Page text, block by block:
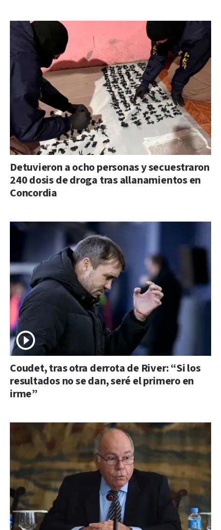
Detuvieron a ocho personas y secuestraron
240 dosis de droga tras allanamientos en
Concordia
Coudet, tras otra derrota de River: “Si los
resultados no se dan, seré el primero en
irme”